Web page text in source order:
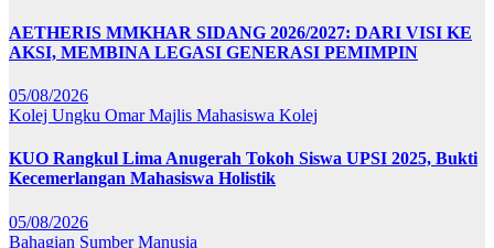
AETHERIS MMKHAR SIDANG 2026/2027: DARI VISI KE
AKSI, MEMBINA LEGASI GENERASI PEMIMPIN
05/08/2026
Kolej Ungku OmarMajlis Mahasiswa Kolej
KUO Rangkul Lima Anugerah Tokoh Siswa UPSI 2025, Bukti
Kecemerlangan Mahasiswa Holistik
05/08/2026
Bahagian Sumber Manusia